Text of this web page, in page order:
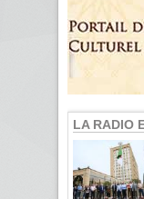
LA RADIO